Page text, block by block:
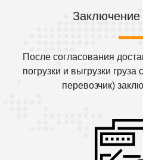
Заключение
После согласования
погрузки и выгрузки
перевозчик)